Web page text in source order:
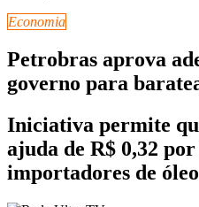
Economia
Petrobras aprova
governo para
Iniciativa permite
ajuda de R$ 0,32
importadores de